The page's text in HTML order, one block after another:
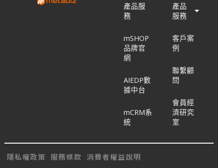
產品服
務
mSHOP
品牌官
網
AIEDP數
據中台
mCRM系
統
產品
服務
客戶案
例
聯繫顧
問
會員經
濟研究
室
隱私權政策 服務條款 消費者權益說明